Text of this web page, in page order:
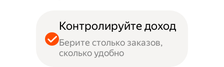
Контролируйте доход
Берите столько заказов,
сколько удобно